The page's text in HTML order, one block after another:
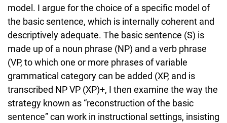
model. I argue for the choice of a specific model of
the basic sentence, which is internally coherent and
descriptively adequate. The basic sentence (S) is
made up of a noun phrase (NP) and a verb phrase
(VP, to which one or more phrases of variable
grammatical category can be added (XP, and is
transcribed NP VP (XP)+, I then examine the way the
strategy known as “reconstruction of the basic
sentence” can work in instructional settings, insisting